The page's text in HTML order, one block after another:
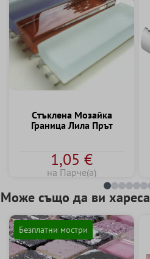
Cтъклена Mозайка
Граница Лила Прът
1,05 €
на Парче(а)
Може също да ви хареса
Безплатни мостри